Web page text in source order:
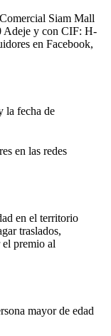
Siam Mall
Adeje y con CIF: H-
en Facebook,
la fecha de
en las redes
en el territorio
traslados,
el premio al
mayor de edad